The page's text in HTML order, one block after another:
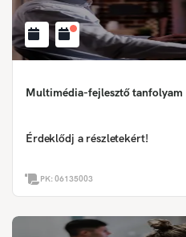
Multimédia-fejlesztő tanfolyam
Érdeklődj a részletekért!
PK:06135003